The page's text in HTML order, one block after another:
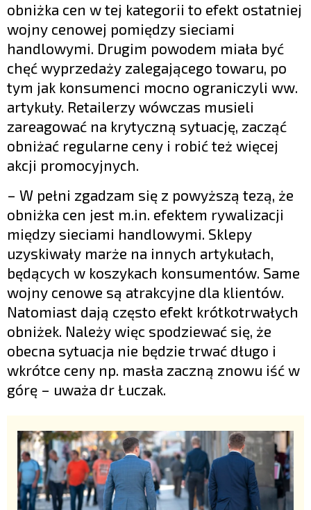
obniżka cen w tej kategorii to efekt ostatniej
wojny cenowej pomiędzy sieciami
handlowymi. Drugim powodem miała być
chęć wyprzedaży zalegającego towaru, po
tym jak konsumenci mocno ograniczyli ww.
artykuły. Retailerzy wówczas musieli
zareagować na krytyczną sytuację, zacząć
obniżać regularne ceny i robić też więcej
akcji promocyjnych.
– W pełni zgadzam się z powyższą tezą, że
obniżka cen jest m.in. efektem rywalizacji
między sieciami handlowymi. Sklepy
uzyskiwały marże na innych artykułach,
będących w koszykach konsumentów. Same
wojny cenowe są atrakcyjne dla klientów.
Natomiast dają często efekt krótkotrwałych
obniżek. Należy więc spodziewać się, że
obecna sytuacja nie będzie trwać długo i
wkrótce ceny np. masła zaczną znowu iść w
górę – uważa dr Łuczak.